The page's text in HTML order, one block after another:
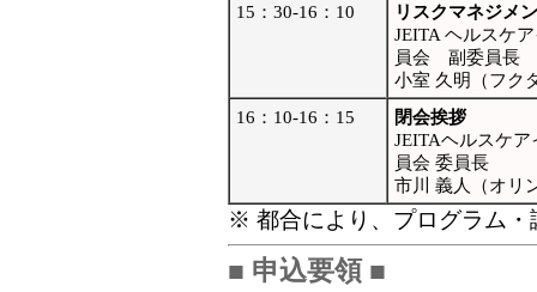
15：30-16：10
リスクマネジメ
JEITA ヘルスケ
員会 副委員長
小室 久明（フク
16：10-16：15
閉会挨拶
JEITAヘルスケ
員会 委員長
市川 義人（オリ
※ 都合により、プログラム・
■ 申込要領 ■